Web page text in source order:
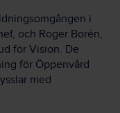
i
och Roger Borén,
för Vision. De
för Öppenvård
med